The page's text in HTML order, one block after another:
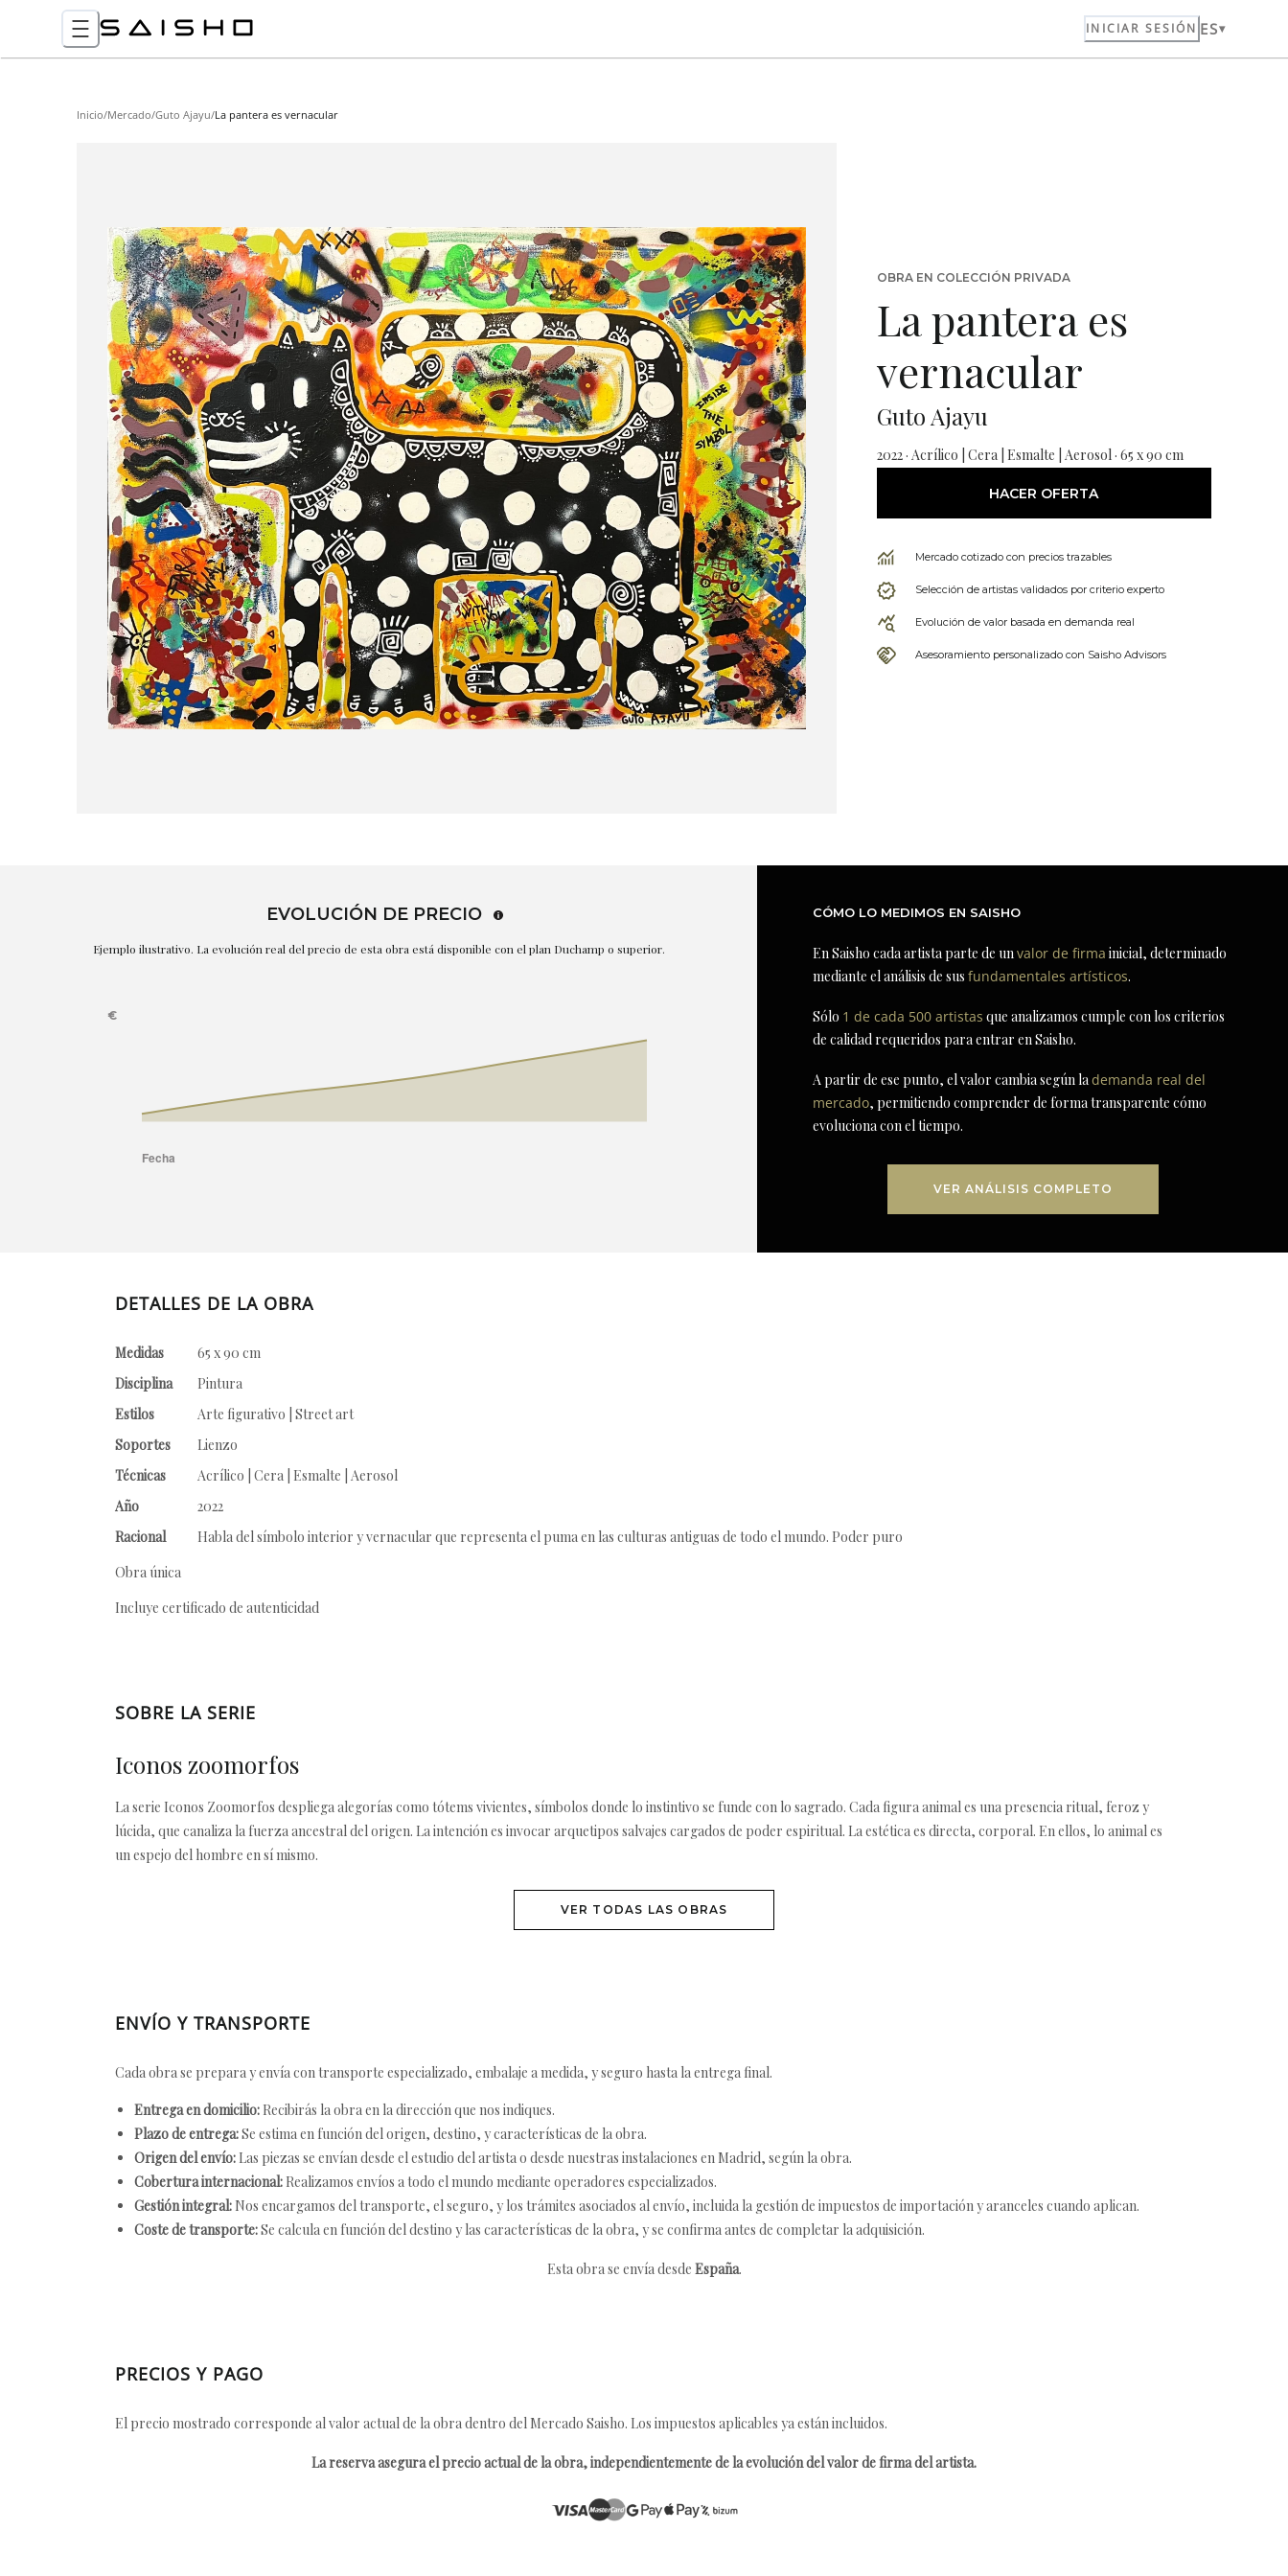
INICIAR SESIÓN ES
Inicio/Mercado/Guto Ajayu/La pantera es vernacular
OBRA EN COLECCIÓN PRIVADA
La pantera es
vernacular
Guto Ajayu
2022 · Acrílico | Cera | Esmalte | Aerosol · 65 x 90 cm
HACER OFERTA
Mercado cotizado con precios trazables
Selección de artistas validados por criterio experto
Evolución de valor basada en demanda real
Asesoramiento personalizado con Saisho Advisors
EVOLUCIÓN DE PRECIO
Ejemplo ilustrativo. La evolución real del precio de esta obra está disponible con el plan Duchamp o superior.
CÓMO LO MEDIMOS EN SAISHO
En Saisho cada artista parte de unvalor de firma inicial, determinado
mediante el análisis de susfundamentales artísticos.
Sólo 1 de cada 500 artistas que analizamos cumple con los criterios
de calidad requeridos para entrar en Saisho.
A partir de ese punto, el valor cambia según lademanda real del
mercado, permitiendo comprender de forma transparente cómo
evoluciona con el tiempo.
VER ANÁLISIS COMPLETO
DETALLES DE LA OBRA
Medidas
65 x 90 cm
Disciplina
Pintura
Estilos
Arte figurativo | Street art
Soportes
Lienzo
Técnicas
Acrílico | Cera | Esmalte | Aerosol
Año
2022
Racional
Habla del símbolo interior y vernacular que representa el puma en las culturas antiguas de todo el mundo. Poder puro
Obra única
Incluye certificado de autenticidad
SOBRE LA SERIE
Iconos zoomorfos
La serie Iconos Zoomorfos despliega alegorías como tótems vivientes, símbolos donde lo instintivo se funde con lo sagrado. Cada figura animal es una presencia ritual, feroz y
lúcida, que canaliza la fuerza ancestral del origen. La intención es invocar arquetipos salvajes cargados de poder espiritual. La estética es directa, corporal. En ellos, lo animal es
un espejo del hombre en sí mismo.
VER TODAS LAS OBRAS
ENVÍO Y TRANSPORTE
Cada obra se prepara y envía con transporte especializado, embalaje a medida, y seguro hasta la entrega final.
Entrega en domicilio: Recibirás la obra en la dirección que nos indiques.
Plazo de entrega:Se estima en función del origen, destino, y características de la obra.
Origen del envío: Las piezas se envían desde el estudio del artista o desde nuestras instalaciones en Madrid, según la obra.
Cobertura internacional: Realizamos envíos a todo el mundo mediante operadores especializados.
Gestión integral: Nos encargamos del transporte, el seguro, y los trámites asociados al envío, incluida la gestión de impuestos de importación y aranceles cuando aplican.
Coste de transporte:Se calcula en función del destino y las características de la obra, y se confirma antes de completar la adquisición.
Esta obra se envía desde España.
PRECIOS Y PAGO
El precio mostrado corresponde al valor actual de la obra dentro del Mercado Saisho. Los impuestos aplicables ya están incluidos.
La reserva asegura el precio actual de la obra, independientemente de la evolución del valor de firma del artista.